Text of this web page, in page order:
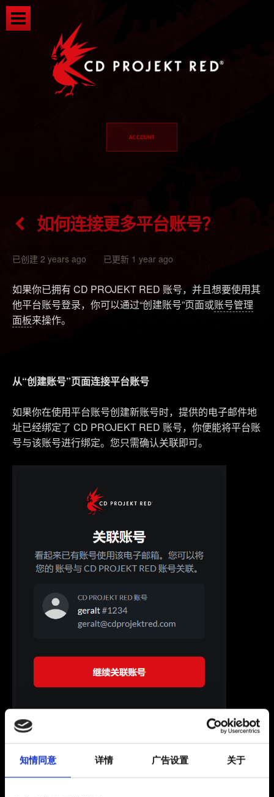
知情同意 详情 广告设置 关于
如何连接更多平台账号？
已创建 2 years ago 已更新 1 year ago
如果你已拥有 CD PROJEKT RED 账号，并且想要使用其
他平台账号登录，你可以通过“创建账号”页面或账号管理
面板来操作。
从“创建账号”页面连接平台账号
如果你在使用平台账号创建新账号时，提供的电子邮件地
址已经绑定了 CD PROJEKT RED 账号，你便能将平台账
号与该账号进行绑定。您只需确认关联即可。